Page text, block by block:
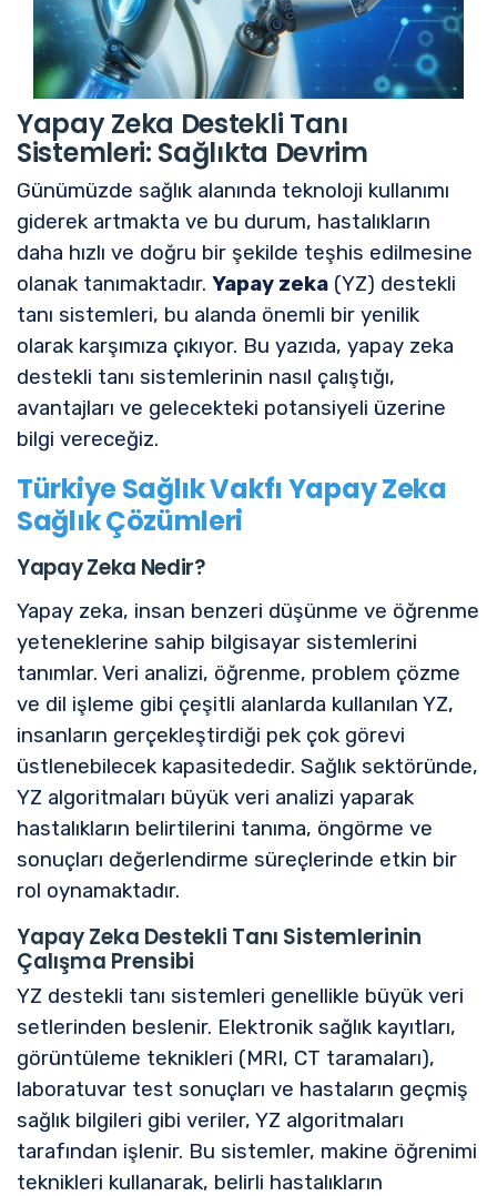
Yapay Zeka Destekli Tanı
Sistemleri: Sağlıkta Devrim
Günümüzde sağlık alanında teknoloji kullanımı
giderek artmakta ve bu durum, hastalıkların
daha hızlı ve doğru bir şekilde teşhis edilmesine
olanak tanımaktadır. Yapay zeka (YZ) destekli
tanı sistemleri, bu alanda önemli bir yenilik
olarak karşımıza çıkıyor. Bu yazıda, yapay zeka
destekli tanı sistemlerinin nasıl çalıştığı,
avantajları ve gelecekteki potansiyeli üzerine
bilgi vereceğiz.
Türkiye Sağlık Vakfı Yapay Zeka
Sağlık Çözümleri
Yapay Zeka Nedir?
Yapay zeka, insan benzeri düşünme ve öğrenme
yeteneklerine sahip bilgisayar sistemlerini
tanımlar. Veri analizi, öğrenme, problem çözme
ve dil işleme gibi çeşitli alanlarda kullanılan YZ,
insanların gerçekleştirdiği pek çok görevi
üstlenebilecek kapasitededir. Sağlık sektöründe,
YZ algoritmaları büyük veri analizi yaparak
hastalıkların belirtilerini tanıma, öngörme ve
sonuçları değerlendirme süreçlerinde etkin bir
rol oynamaktadır.
Yapay Zeka Destekli Tanı Sistemlerinin
Çalışma Prensibi
YZ destekli tanı sistemleri genellikle büyük veri
setlerinden beslenir. Elektronik sağlık kayıtları,
görüntüleme teknikleri (MRI, CT taramaları),
laboratuvar test sonuçları ve hastaların geçmiş
sağlık bilgileri gibi veriler, YZ algoritmaları
tarafından işlenir. Bu sistemler, makine öğrenimi
teknikleri kullanarak, belirli hastalıkların